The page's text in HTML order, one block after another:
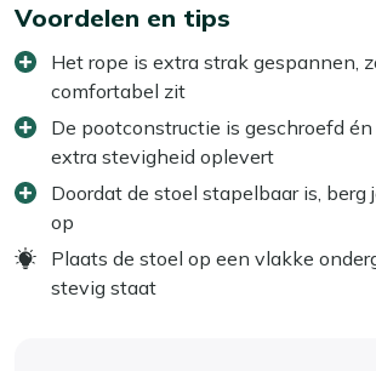
Voordelen en tips
Het rope is extra strak gespannen,
comfortabel zit
De pootconstructie is geschroefd
extra stevigheid oplevert
Doordat de stoel stapelbaar is, berg
op
Plaats de stoel op een vlakke
stevig staat